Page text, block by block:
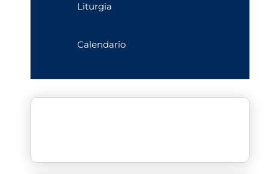
Liturgia
Calendario